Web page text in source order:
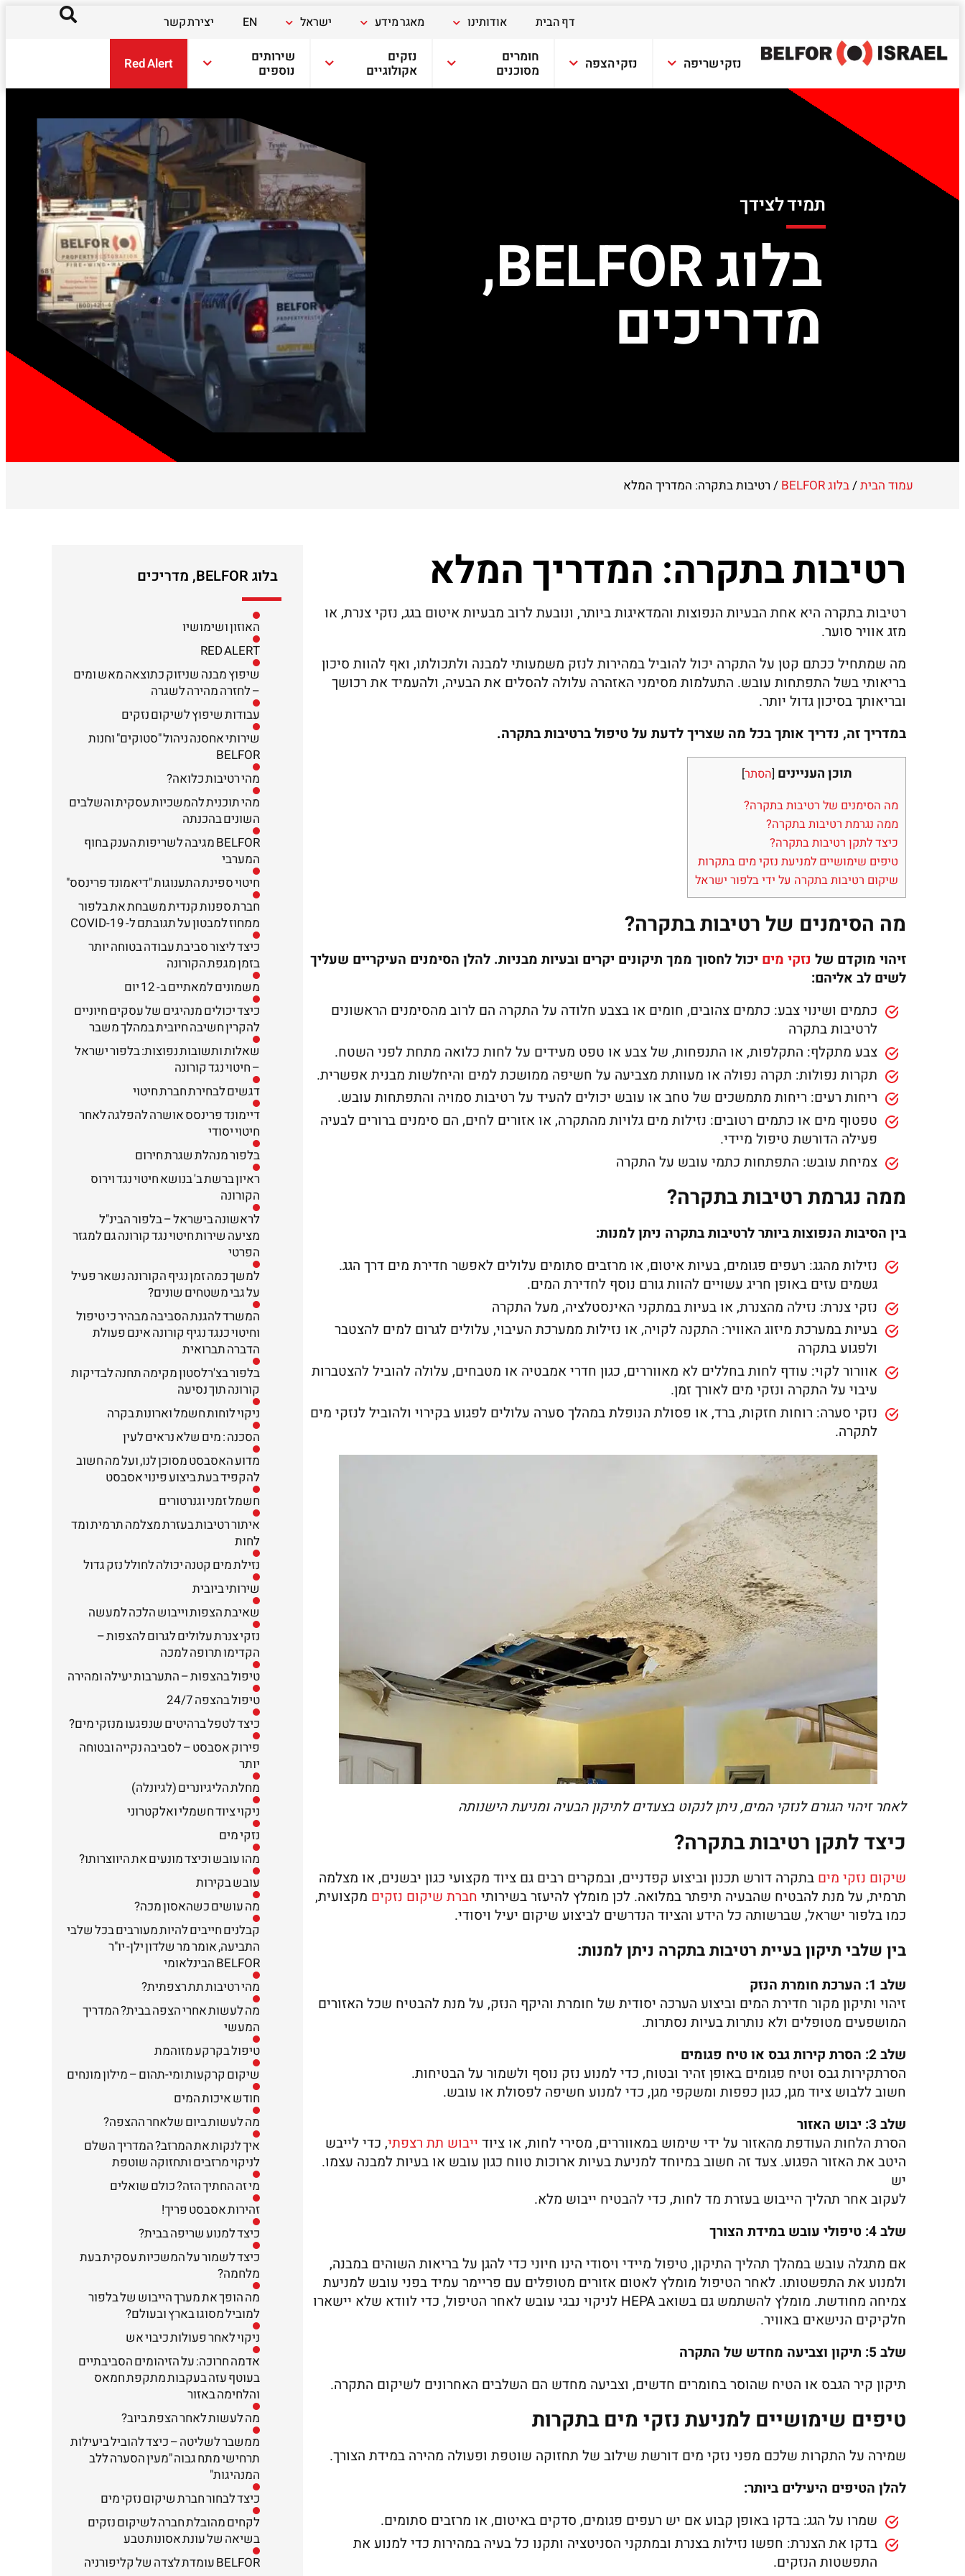
דף הבית אודותינו מאגר מידע ישראל EN יצירת קשר
נזקי שריפה נזקי הצפה
חומרים
מסוכנים
נזקים
אקולוגיים
שירותים
נוספים
Red Alert
תמיד לצידך
בלוג BELFOR ,
מדריכים
עמוד הבית/בלוג BELFOR / רטיבות בתקרה: המדריך המלא
רטיבות בתקרה: המדריך המלא
רטיבות בתקרה היא אחת הבעיות הנפוצות והמדאיגות ביותר, ונובעת לרוב מבעיות איטום בגג, נזקי צנרת, או
מזג אוויר סוער.
מה שמתחיל ככתם קטן על התקרה יכול להוביל במהירות לנזק משמעותי למבנה ולתכולתו, ואף להוות סיכון
בריאותי בשל התפתחות עובש. התעלמות מסימני האזהרה עלולה להסלים את הבעיה, ולהעמיד את רכושך
ובריאותך בסיכון גדול יותר.
במדריך זה, נדריך אותך בכל מה שצריך לדעת על טיפול ברטיבות בתקרה.
תוכן העניינים [הסתר]
מה הסימנים של רטיבות בתקרה?
ממה נגרמת רטיבות בתקרה?
כיצד לתקן רטיבות בתקרה?
טיפים שימושיים למניעת נזקי מים בתקרות
שיקום רטיבות בתקרה על ידי בלפור ישראל
מה הסימנים של רטיבות בתקרה?
זיהוי מוקדם של נזקי מים יכול לחסוך ממך תיקונים יקרים ובעיות מבניות. להלן הסימנים העיקריים שעליך
לשים לב אליהם:
כתמים ושינוי צבע: כתמים צהובים, חומים או בצבע חלודה על התקרה הם לרוב מהסימנים הראשונים
לרטיבות בתקרה
צבע מתקלף: התקלפות, או התנפחות, של צבע או טפט מעידים על לחות כלואה מתחת לפני השטח.
תקרות נפולות: תקרה נפולה או מעוותת מצביעה על חשיפה ממושכת למים והיחלשות מבנית אפשרית.
ריחות רעים: ריחות מתמשכים של טחב או עובש יכולים להעיד על רטיבות סמויה והתפתחות עובש.
טפטוף מים או כתמים רטובים: נזילות מים גלויות מהתקרה, או אזורים לחים, הם סימנים ברורים לבעיה
פעילה הדורשת טיפול מיידי.
צמיחת עובש: התפתחות כתמי עובש על התקרה
ממה נגרמת רטיבות בתקרה?
בין הסיבות הנפוצות ביותר לרטיבות בתקרה ניתן למנות:
נזילות מהגג: רעפים פגומים, בעיות איטום, או מרזבים סתומים עלולים לאפשר חדירת מים דרך הגג.
גשמים עזים באופן חריג עשויים להוות גורם נוסף לחדירת המים.
נזקי צנרת: נזילה מהצנרת, או בעיות במתקני האינסטלציה, מעל התקרה
בעיות במערכת מיזוג האוויר: התקנה לקויה, או נזילות ממערכת העיבוי, עלולים לגרום למים להצטבר
ולפגוע בתקרה
אוורור לקוי: עודף לחות בחללים לא מאווררים, כגון חדרי אמבטיה או מטבחים, עלולה להוביל להצטברות
עיבוי על התקרה ונזקי מים לאורך זמן.
נזקי סערה: רוחות חזקות, ברד, או פסולת הנופלת במהלך סערה עלולים לפגוע בקירוי ולהוביל לנזקי מים
לתקרה.
לאחר זיהוי הגורם לנזקי המים, ניתן לנקוט בצעדים לתיקון הבעיה ומניעת הישנותה
כיצד לתקן רטיבות בתקרה?
שיקום נזקי מים בתקרה דורש תכנון וביצוע קפדניים, ובמקרים רבים גם ציוד מקצועי כגון יבשנים, או מצלמה
תרמית, על מנת להבטיח שהבעיה תיפתר במלואה. לכן מומלץ להיעזר בשירותי חברת שיקום נזקים מקצועית,
כמו בלפור ישראל, שברשותה כל הידע והציוד הנדרשים לביצוע שיקום יעיל ויסודי.
בין שלבי תיקון בעיית רטיבות בתקרה ניתן למנות:
שלב 1: הערכת חומרת הנזק
זיהוי ותיקון מקור חדירת המים וביצוע הערכה יסודית של חומרת והיקף הנזק, על מנת להבטיח שכל האזורים
המושפעים מטופלים ולא נותרות בעיות נסתרות.
שלב 2: הסרת קירות גבס או טיח פגומים
הסרתקירות גבס וטיח פגומים באופן זהיר ובטוח, כדי למנוע נזק נוסף ולשמור על הבטיחות.
חשוב ללבוש ציוד מגן, כגון כפפות ומשקפי מגן, כדי למנוע חשיפה לפסולת או עובש.
שלב 3: יבוש האזור
הסרת הלחות העודפת מהאזור על ידי שימוש במאווררים, מסירי לחות, או ציוד ייבוש תת רצפתי, כדי לייבש
היטב את האזור הפגוע. צעד זה חשוב במיוחד למניעת בעיות ארוכות טווח כגון עובש או בעיות למבנה עצמו.
יש
לעקוב אחר תהליך הייבוש בעזרת מד לחות, כדי להבטיח ייבוש מלא.
שלב 4: טיפולי עובש במידת הצורך
אם מתגלה עובש במהלך תהליך התיקון, טיפול מיידי ויסודי הינו חיוני כדי להגן על בריאות השוהים במבנה,
ולמנוע את התפשטותו. לאחר הטיפול מומלץ לאטום אזורים מטופלים עם פריימר עמיד בפני עובש למניעת
צמיחה מחודשת. מומלץ להשתמש גם בשואב HEPA לניקוי נבגי עובש לאחר הטיפול, כדי לוודא שלא יישארו
חלקיקים הנישאים באוויר.
שלב 5: תיקון וצביעה מחדש של התקרה
תיקון קיר הגבס או הטיח שהוסר בחומרים חדשים, וצביעה מחדש הם השלבים האחרונים לשיקום התקרה.
טיפים שימושיים למניעת נזקי מים בתקרות
שמירה על התקרות שלכם מפני נזקי מים דורשת שילוב של תחזוקה שוטפת ופעולה מהירה במידת הצורך.
להלן הטיפים היעילים ביותר:
שמרו על הגג: בדקו באופן קבוע אם יש רעפים פגומים, סדקים באיטום, או מרזבים סתומים.
בדקו את הצנרת: חפשו נזילות בצנרת ובמתקני הסניטציה ותקנו כל בעיה במהירות כדי למנוע את
התפשטות הנזקים.
בלוג BELFOR , מדריכים
האוזון ושימושיו
RED ALERT
שיפוץ מבנה שניזוק כתוצאה מאש ומים
– לחזרה מהירה לשגרה
עבודות שיפוץ לשיקום נזקים
שירותי אחסנה ניהול "סטוקים" וחנות
BELFOR
מהי רטיבות כלואה?
מהי תוכנית להמשכיות עסקית והשלבים
השונים בהכנתה
BELFOR מגיבה לשריפות הענק בחוף
המערבי
חיטוי ספינת התענוגות "דיאמונד פרינסס"
חברת ספנות קנדית משבחת את בלפור
ממחוז למבטון על תגובתם ל- COVID-19
כיצד ליצור סביבת עבודה בטוחה יותר
בזמן מגפת הקורונה
משמונים למאתיים ב- 12 יום
כיצד יכולים מנהיגים של עסקים חיוניים
להקרין חשיבה חיובית במהלך משבר
שאלות ותשובות נפוצות: בלפור ישראל
– חיטוי נגד קורונה
דגשים לבחירת חברת חיטוי
דיימונד פרינסס אושרה להפלגה לאחר
חיטוי יסודי
בלפור מנהלת שגרת חירום
ראיון ברשת ב' בנושא חיטוי נגד וירוס
הקורונה
לראשונה בישראל – בלפור הבינ"ל
מציעה שירות חיטוי נגד קורונה גם למגזר
הפרטי
למשך כמה זמן נגיף הקורונה נשאר פעיל
על גבי משטחים שונים?
המשרד להגנת הסביבה מבהיר כי טיפול
וחיטוי כנגד נגיף קורונה אינם פעולת
הדברה תברואית
בלפור בצ'רלסטון מקימה תחנה לבדיקות
קורונה תוך נסיעה
ניקוי לוחות חשמל וארונות בקרה
הסכנה : מים שלא נראים לעין
מדוע האסבסט מסוכן לנו, ועל מה חשוב
להקפיד בעת ביצוע פינוי אסבסט
חשמל זמני וגנרטורים
איתור רטיבות בעזרת מצלמה תרמית ומד
לחות
נזילת מים קטנה יכולה לחולל נזק גדול
שירותי ביובית
שאיבת הצפות וייבוש הלכה למעשה
נזקי צנרת עלולים לגרום להצפות –
הקדימו תרופה למכה
טיפול בהצפות – התערבות יעילה ומהירה
טיפול בהצפה 24/7
כיצד לטפל ברהיטים שנפגעו מנזקי מים?
פירוק אסבסט – לסביבה נקייה ובטוחה
יותר
מחלת הליגיונרים (לגיונלה)
ניקוי ציוד חשמלי ואלקטרוני
נזקי מים
מהו עובש וכיצד מונעים את היווצרותו?
עובש בקירות
מה עושים כשהאסון מכה?
קבלנים חייבים להיות מעורבים בכל שלבי
התביעה, אומר מר שלדון ילן- יו"ר
BELFOR הבינלאומי
מהי רטיבות תת רצפתית?
מה לעשות אחרי הצפה בבית? המדריך
המעשי
טיפול בקרקע מזוהמת
שיקום קרקעות ומי-תהום – מילון מונחים
חודש איכות המים
מה לעשות ביום שלאחר ההצפה?
איך לנקות את המרזב? המדריך השלם
לניקוי מרזבים ותחזוקה שוטפת
מי זה החתיך הזה? כולם שואלים
זהירות אסבסט פריך!
כיצד למנוע שריפה בבית?
כיצד לשמור על המשכיות עסקית בעת
מלחמה?
מה הופך את מערך הייבוש של בלפור
למוביל מסוגו בארץ ובעולם?
ניקוי לאחר פעולות כיבוי אש
אדמה חרוכה: על הזיהומים הסביבתיים
בעוטף עזה בעקבות מתקפת חמאס
והלחימה באזור
מה לעשות לאחר הצפת ביוב?
ממשבר לשליטה – כיצד להוביל ביעילות
תרחישי מתח גבוה "מעין הסערה ללב
המנהיגות"
כיצד לבחור חברת שיקום נזקי מים
לקחים מהובלת חברה לשיקום נזקים
בשיאה של עונת אסונות טבע
BELFOR עומדת לצדה של קליפורניה